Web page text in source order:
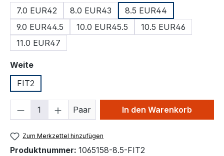
7.0 EUR42
8.0 EUR43
8.5 EUR44
9.0 EUR44.5
10.0 EUR45.5
10.5 EUR46
11.0 EUR47
Weiteauswählen
FIT2
Produkt Anzahl: Gib den
Paar In den Warenkorb
Zum Merkzettel hinzufügen
Produktnummer: 1065158-8.5-FIT2